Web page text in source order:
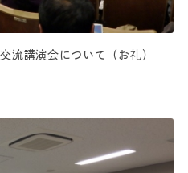
流講演会について（お礼）